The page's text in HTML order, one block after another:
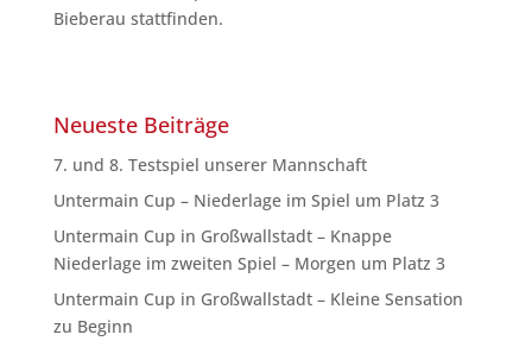
Bieberau stattfinden.
Neueste Beiträge
7. und 8. Testspiel unserer Mannschaft
Untermain Cup – Niederlage im Spiel um Platz 3
Untermain Cup in Großwallstadt – Knappe
Niederlage im zweiten Spiel – Morgen um Platz 3
Untermain Cup in Großwallstadt – Kleine Sensation
zu Beginn